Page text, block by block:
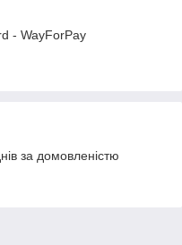
- WayForPay
за домовленістю